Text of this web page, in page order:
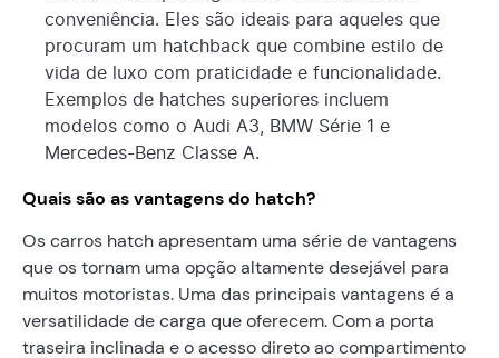
conveniência. Eles são ideais para aqueles que
procuram um hatchback que combine estilo de
vida de luxo com praticidade e funcionalidade.
Exemplos de hatches superiores incluem
modelos como o Audi A3, BMW Série 1 e
Mercedes-Benz Classe A.
Quais são as vantagens do hatch?
Os carros hatch apresentam uma série de vantagens
que os tornam uma opção altamente desejável para
muitos motoristas. Uma das principais vantagens é a
versatilidade de carga que oferecem. Com a porta
traseira inclinada e o acesso direto ao compartimento